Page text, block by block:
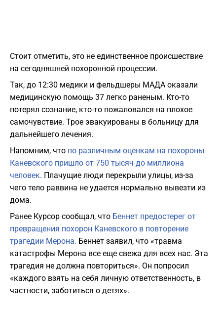
Стоит отметить, это не единственное происшествие
на сегодняшней похоронной процессии.
Так, до 12:30 медики и фельдшеры МАДА оказали
медицинскую помощь 37 легко раненым. Кто-то
потерял сознание, кто-то пожаловался на плохое
самочувствие. Трое эвакуированы в больницу для
дальнейшего лечения.
Напомним, что по различным оценкам на похороны
Каневского пришло от 750 тысяч до миллиона
человек. Плачущие люди перекрыли улицы, из-за
чего тело раввина не удается нормально вывезти из
дома.
Ранее Курсор сообщал, что Беннет предостерег от
превращения похорон Каневского в повторение
трагедии Мерона. Беннет заявил, что «травма
катастрофы Мерона все еще свежа для всех нас. Эта
трагедия не должна повториться». Он попросил
«каждого взять на себя личную ответственность, в
частности, заботиться о детях».